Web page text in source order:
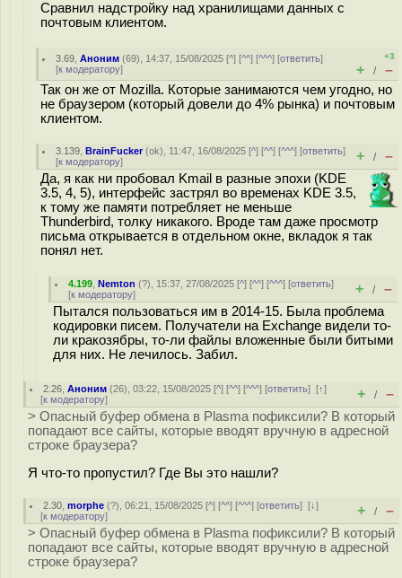
Сравнил надстройку над хранилищами данных с
почтовым клиентом.
3.69 ,Аноним (69), 14:37, 15/08/2025 [^] [^^] [^^^] [ответить]
[к модератору]
+3
+ / –
Так он же от Mozilla. Которые занимаются чем угодно, но
не браузером (который довели до 4% рынка) и почтовым
клиентом.
3.139 ,BrainFucker(ok), 11:47, 16/08/2025 [^] [^^] [^^^] [ответить]
[к модератору] + / –
Да, я как ни пробовал Kmail в разные эпохи (KDE
3.5, 4, 5), интерфейс застрял во временах KDE 3.5,
к тому же памяти потребляет не меньше
Thunderbird, толку никакого. Вроде там даже просмотр
письма открывается в отдельном окне, вкладок я так
понял нет.
4.199 ,Nemton (?), 15:37, 27/08/2025 [^] [^^] [^^^] [ответить]
[к модератору] + / –
Пытался пользоваться им в 2014-15. Была проблема
кодировки писем. Получатели на Exchange видели то-
ли кракозябры, то-ли файлы вложенные были битыми
для них. Не лечилось. Забил.
2.26 ,Аноним (26), 03:22, 15/08/2025 [^] [^^] [^^^] [ответить][↑]
[к модератору] + / –
> Опасный буфер обмена в Plasma пофиксили? В который
попадают все сайты, которые вводят вручную в адресной
строке браузера?
Я что-то пропустил? Где Вы это нашли?
2.30 ,morphe (?), 06:21, 15/08/2025 [^] [^^] [^^^] [ответить][↓]
[к модератору] + / –
> Опасный буфер обмена в Plasma пофиксили? В который
попадают все сайты, которые вводят вручную в адресной
строке браузера?